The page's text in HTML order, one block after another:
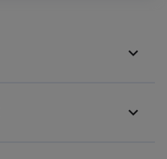
expand_more
expand_more